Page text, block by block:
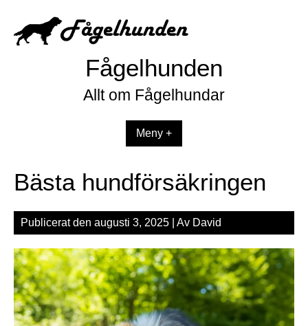
innehåll
Fågelhunden
Allt om Fågelhundar
Meny +
Bästa hundförsäkringen
Publicerat den augusti 3, 2025 | Av David